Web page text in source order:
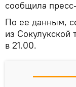
сообщила
По ее данным,
из Сокулукской
в 21.00.